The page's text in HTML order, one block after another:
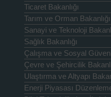
Ticaret Bakanlığı
Tarım ve Orman Bakanlığı
Sanayi ve Teknoloji
Sağlık Bakanlığı
Çalışma ve Sosyal
Çevre ve Şehircilik
Ulaştırma ve Altyapı
Enerji Piyasası